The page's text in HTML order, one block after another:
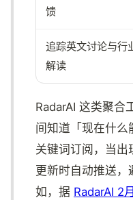
馈
追踪英文讨论与行
解读
RadarAI 这类聚合
间知道「现在什么
关键词订阅，当
更新时自动推送，
如，据 RadarAI 2